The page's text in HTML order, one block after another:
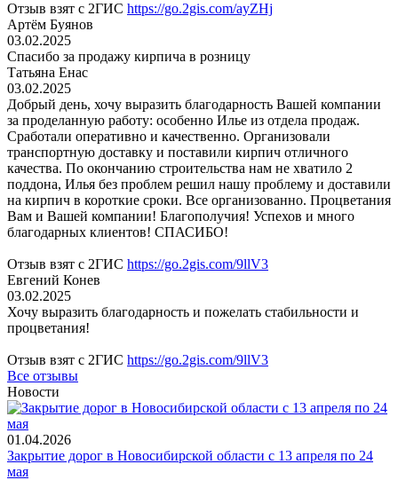
Отзыв взят с 2ГИС https://go.2gis.com/ayZHj
Артём Буянов
03.02.2025
Спасибо за продажу кирпича в розницу
Татьяна Енас
03.02.2025
Добрый день, хочу выразить благодарность Вашей компании
за проделанную работу: особенно Илье из отдела продаж.
Сработали оперативно и качественно. Организовали
транспортную доставку и поставили кирпич отличного
качества. По окончанию строительства нам не хватило 2
поддона, Илья без проблем решил нашу проблему и доставили
на кирпич в короткие сроки. Все организованно. Процветания
Вам и Вашей компании! Благополучия! Успехов и много
благодарных клиентов! СПАСИБО!
Отзыв взят с 2ГИС https://go.2gis.com/9llV3
Евгений Конев
03.02.2025
Хочу выразить благодарность и пожелать стабильности и
процветания!
Отзыв взят с 2ГИС https://go.2gis.com/9llV3
Все отзывы
Новости
01.04.2026
Закрытие дорог в Новосибирской области с 13 апреля по 24
мая